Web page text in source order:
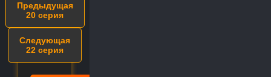
Предыдущая
20 серия
Следующая
22 серия